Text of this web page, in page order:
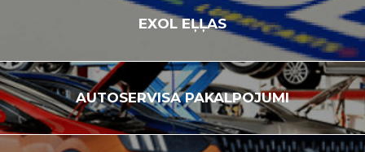
EXOLEĻĻAS
AUTOSERVISAPAKALPOJUMI